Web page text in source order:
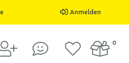
Anmelden
0